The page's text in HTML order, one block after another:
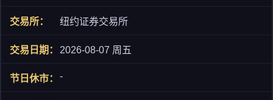
纽约证券交易所
2026-08-07 周五
-